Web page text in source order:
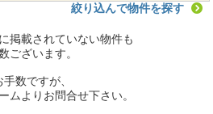
絞り込んで物件を探す
掲載されていない物件も
ございます。
手数ですが、
ムよりお問合せ下さい。